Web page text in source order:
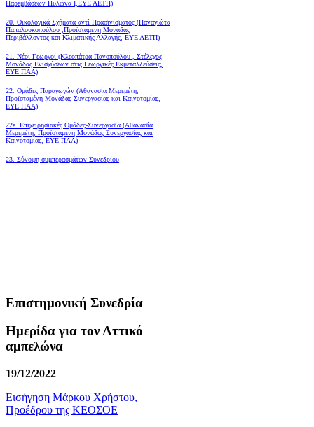
Παρεμβάσεων Πυλώνα Ι,ΕΥΕ ΑΕΤΠ)
20. Οικολογικά Σχήματα αντί Πρασινίσματος (Παναγιώτα
Παπαλουκοπούλου ,Προϊσταμένη Μονάδας
Περιβάλλοντος και Κλιματικής Αλλαγής, ΕΥΕ ΑΕΤΠ)
21. Νέοι Γεωργοί (Κλεοπάτρα Πανοπούλου , Στέλεχος
Μονάδας Ενισχύσεων στις Γεωργικές Εκμεταλλεύσεις,
ΕΥΕ ΠΑΑ)
22. Ομάδες Παραγωγών (Αθανασία Μερεμέτη,
Προϊσταμένη Μονάδας Συνεργασίας και Καινοτομίας,
ΕΥΕ ΠΑΑ)
22a. Επιχειρησιακές Ομάδες-Συνεργασία (Αθανασία
Μερεμέτη, Προϊσταμένη Μονάδας Συνεργασίας και
Καινοτομίας, ΕΥΕ ΠΑΑ)
23. Σύνοψη συμπερασμάτων Συνεδρίου
Επιστημονική Συνεδρία
Ημερίδα για τον Αττικό
αμπελώνα
19/12/2022
Εισήγηση Μάρκου Χρήστου,
Προέδρου της ΚΕΟΣΟΕ